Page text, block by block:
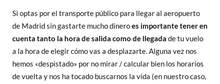
Si optas por el transporte público para llegar al aeropuerto
de Madrid sin gastarte mucho dineroes importante tener en
cuenta tanto la hora de salida como de llegada de tu vuelo
a la hora de elegir cómo vas a desplazarte. Alguna vez nos
hemos «despistado» por no mirar / calcular bien los horarios
de vuelta y nos ha tocado buscarnos la vida (en nuestro caso,